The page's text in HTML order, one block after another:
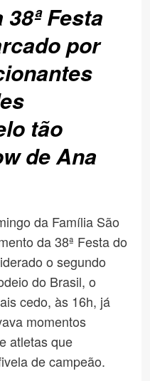
Festa
por
tão
de Ana
da Família São
da 38ª Festa do
o segundo
do Brasil, o
cedo, às 16h, já
momentos
atletas que
de campeão.